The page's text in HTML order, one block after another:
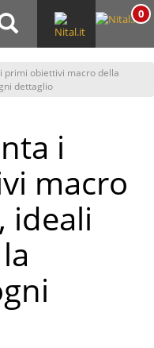
0
primi obiettivi macro della
dettaglio
i
macro
ideali